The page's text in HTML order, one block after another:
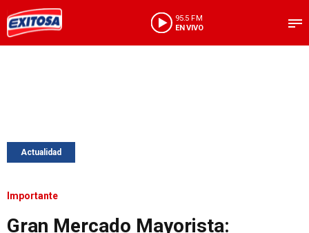
95.5 FM
EN VIVO
Actualidad
Importante
Gran Mercado Mayorista: